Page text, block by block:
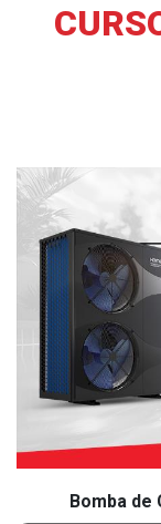
Bomba de